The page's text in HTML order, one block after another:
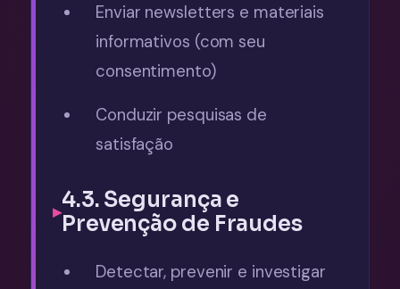
Enviar newsletters e materiais
informativos (com seu
consentimento)
Conduzir pesquisas de
satisfação
4.3. Segurança e
Prevenção de Fraudes
Detectar, prevenir e investigar